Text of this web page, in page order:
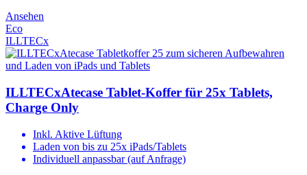
Ansehen
Eco
ILLTECx
ILLTECxAtecase Tablet-Koffer für 25x Tablets,
Charge Only
Inkl. Aktive Lüftung
Laden von bis zu 25x iPads/Tablets
Individuell anpassbar (auf Anfrage)